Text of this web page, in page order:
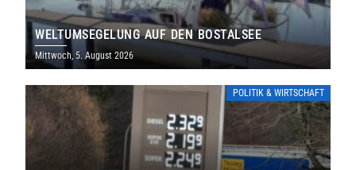
WELTUMSEGELUNG AUF DEN BOSTALSEE
Mittwoch, 5. August 2026
POLITIK & WIRTSCHAFT